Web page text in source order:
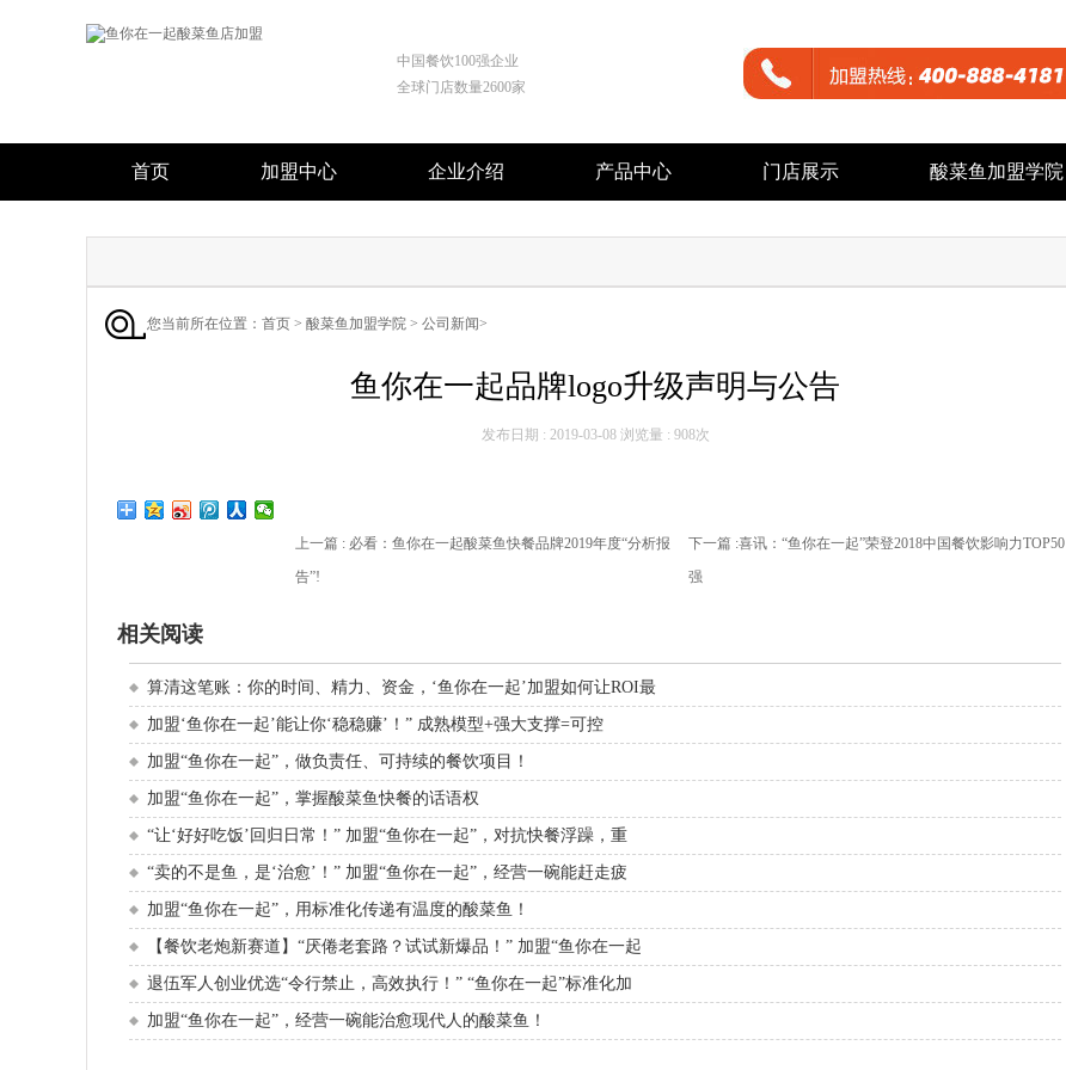
中国餐饮100强企业
全球门店数量2600家
首页 加盟中心 企业介绍 产品中心 门店展示 酸菜鱼加盟学院
您当前所在位置： 首页 > 酸菜鱼加盟学院 > 公司新闻>
鱼你在一起品牌logo升级声明与公告
发布日期 : 2019-03-08 浏览量 : 908次
上一篇 : 必看：鱼你在一起酸菜鱼快餐品牌2019年度“分析报
告”!
下一篇 :喜讯：“鱼你在一起”荣登2018中国餐饮影响力TOP50
强
相关阅读
算清这笔账：你的时间、精力、资金，‘鱼你在一起’加盟如何让ROI最
加盟‘鱼你在一起’能让你‘稳稳赚’！” 成熟模型+强大支撑=可控
加盟“鱼你在一起”，做负责任、可持续的餐饮项目！
加盟“鱼你在一起”，掌握酸菜鱼快餐的话语权
“让‘好好吃饭’回归日常！” 加盟“鱼你在一起”，对抗快餐浮躁，重
“卖的不是鱼，是‘治愈’！” 加盟“鱼你在一起”，经营一碗能赶走疲
加盟“鱼你在一起”，用标准化传递有温度的酸菜鱼！
【餐饮老炮新赛道】“厌倦老套路？试试新爆品！” 加盟“鱼你在一起
退伍军人创业优选“令行禁止，高效执行！” “鱼你在一起”标准化加
加盟“鱼你在一起”，经营一碗能治愈现代人的酸菜鱼！